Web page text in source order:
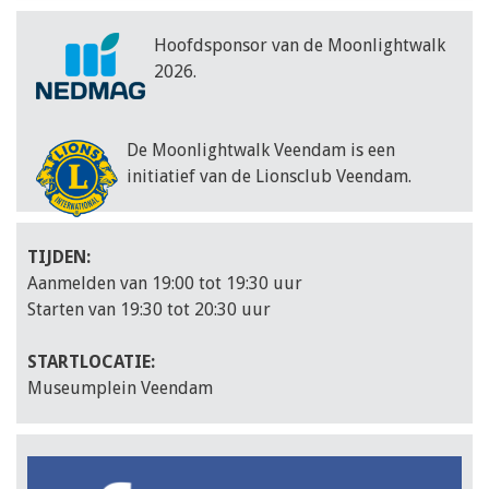
Hoofdsponsor van de Moonlightwalk
2026.
De Moonlightwalk Veendam is een
initiatief van de Lionsclub Veendam.
TIJDEN:
Aanmelden van 19:00 tot 19:30 uur
Starten van 19:30 tot 20:30 uur
STARTLOCATIE:
Museumplein Veendam